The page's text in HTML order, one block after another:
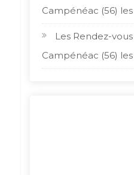
Campénéac (56)
Les Rendez-
Campénéac (56)